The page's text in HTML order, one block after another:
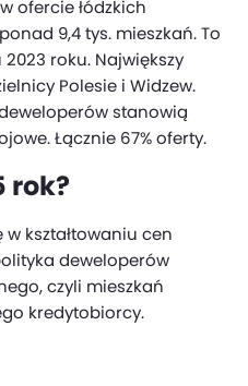
ofercie łódzkich
9,4 tys. mieszkań. To
roku. Największy
Polesie i Widzew.
stanowią
Łącznie 67% oferty.
rok?
kształtowaniu cen
deweloperów
czyli mieszkań
kredytobiorcy.